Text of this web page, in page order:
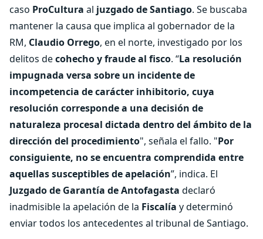
caso ProCultura al juzgado de Santiago. Se buscaba
mantener la causa que implica al gobernador de la
RM, Claudio Orrego, en el norte, investigado por los
delitos decohecho y fraude al fisco. “La resolución
impugnada versa sobre un incidente de
incompetencia de carácter inhibitorio, cuya
resolución corresponde a una decisión de
naturaleza procesal dictada dentro del ámbito de la
dirección del procedimiento", señala el fallo. "Por
consiguiente, no se encuentra comprendida entre
aquellas susceptibles de apelación”, indica. El
Juzgado de Garantía de Antofagasta declaró
inadmisible la apelación de la Fiscalía y determinó
enviar todos los antecedentes al tribunal de Santiago.